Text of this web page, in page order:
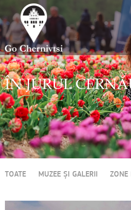
ÎN JURUL
TOATE MUZEE ȘI GALERII ZONE